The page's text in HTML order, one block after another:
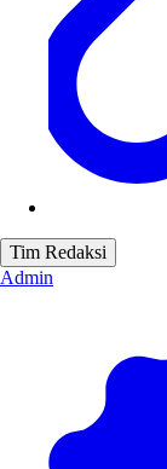
Tim Redaksi
Admin